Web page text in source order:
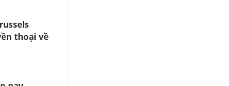
thoại về